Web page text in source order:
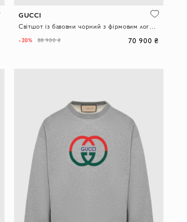
GUCCI
-20% 88 900 ₴ 70 900 ₴